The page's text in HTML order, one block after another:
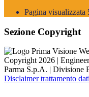
Pagina visualizzata
Sezione Copyright
Copyright 2026 |
Parma S.p.A. | Divisione
Disclaimer trattamento